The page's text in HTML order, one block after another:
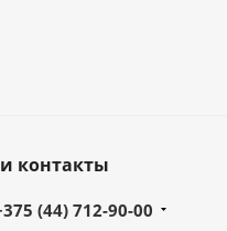
контакты
(44) 712-90-00